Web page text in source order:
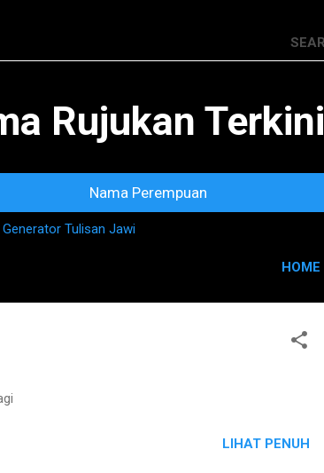
Rujukan Terkini
Nama Perempuan
Generator Tulisan Jawi
HOME
LIHAT PENUH